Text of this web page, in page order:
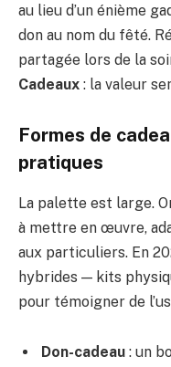
au lieu d’un énième
don au nom du fêté.
partagée lors de la
Cadeaux : la valeur
Formes de
pratiques
La palette est large.
à mettre en œuvre,
aux particuliers. En
hybrides — kits
pour témoigner de
Don-cadeau : un